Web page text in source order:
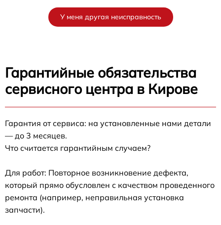
У меня другая неисправность
Гарантийные обязательства
сервисного центра в Кирове
Гарантия от сервиса: на установленные нами детали
— до 3 месяцев.
Что считается гарантийным случаем?
Для работ: Повторное возникновение дефекта,
который прямо обусловлен с качеством проведенного
ремонта (например, неправильная установка
запчасти).